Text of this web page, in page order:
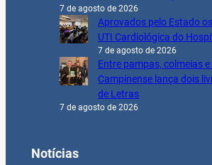
7 de agosto de 2026
Aprovados pelo Estado
UTI Cardiológica do
7 de agosto de 2026
Entre pampas, colmeias
Campinense lança dois
de Letras
7 de agosto de 2026
Notícias